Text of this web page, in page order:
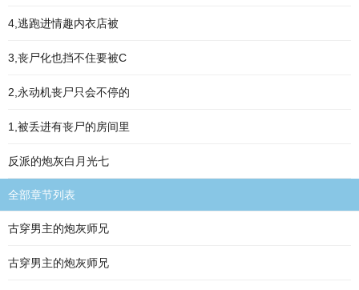
4,逃跑进情趣内衣店被
3,丧尸化也挡不住要被C
2,永动机丧尸只会不停的
1,被丢进有丧尸的房间里
反派的炮灰白月光七
全部章节列表
古穿男主的炮灰师兄
古穿男主的炮灰师兄